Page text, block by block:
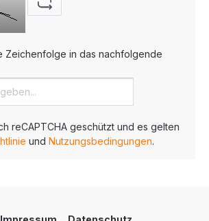
Zeichenfolge in das nachfolgende
reCAPTCHA geschützt und es gelten
und Nutzungsbedingungen.